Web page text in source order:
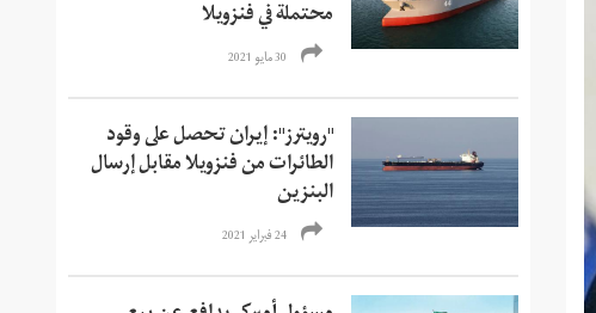
محتملة في فنزويلا
30 مايو 2021
"رويترز": إيران تحصل على وقود
الطائرات من فنزويلا مقابل إرسال
البنزين
24 فبراير 2021